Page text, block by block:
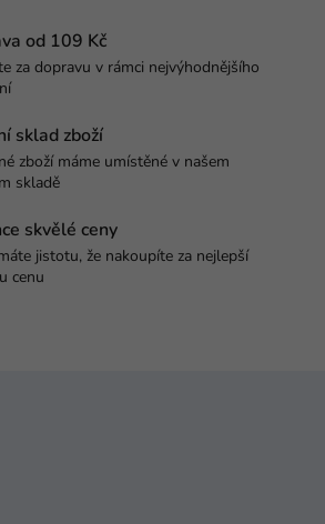
od 109 Kč
za dopravu v rámci nejvýhodnějšího
sklad zboží
zboží máme umístěné v našem
skladě
skvělé ceny
jistotu, že nakoupíte za nejlepší
cenu